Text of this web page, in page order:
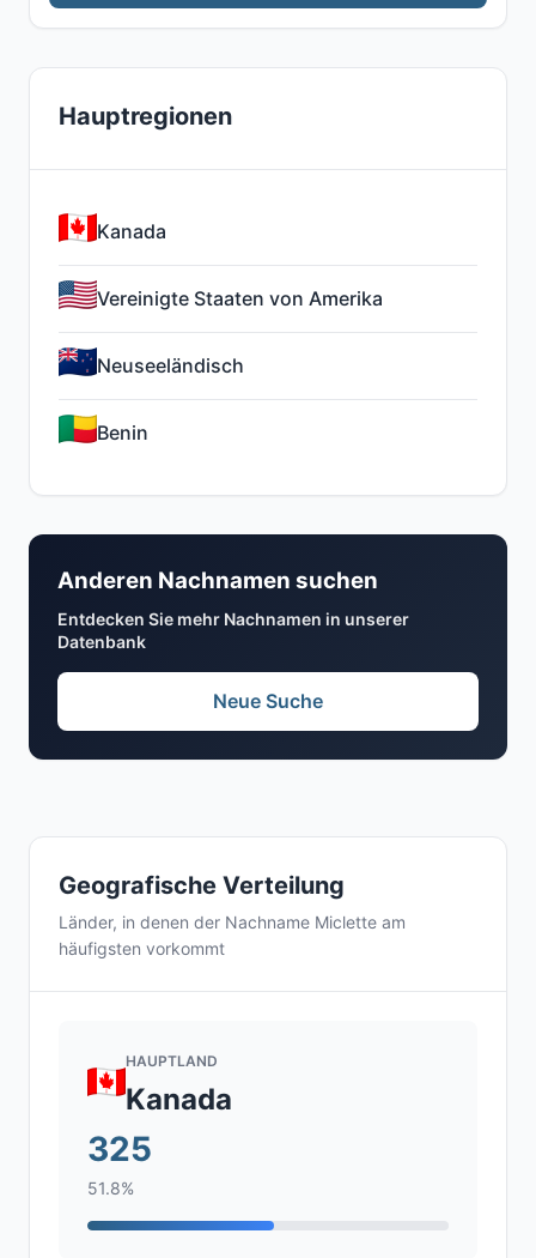
Geografische Verteilung
Länder, in denen der Nachname Miclette am
häufigsten vorkommt
HAUPTLAND
Kanada
325
51.8%
Hauptregionen
Kanada
Vereinigte Staaten von Amerika
Neuseeländisch
Benin
Anderen Nachnamen suchen
Entdecken Sie mehr Nachnamen in unserer
Datenbank
Neue Suche